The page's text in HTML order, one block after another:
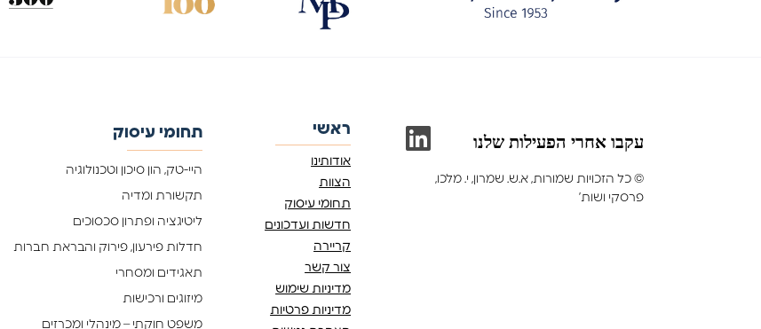
עקבו אחרי הפעילות שלנו
© כל הזכויות שמורות, א.ש. שמרון, י. מלכו,
פרסקי ושות’
ראשי
אודותינו
הצוות
תחומי עיסוק
חדשות ועדכונים
קריירה
צור קשר
מדיניות שימוש
מדיניות פרטיות
תחומי עיסוק
היי-טק, הון סיכון וטכנולוגיה
תקשורת ומדיה
ליטיגציה ופתרון סכסוכים
חדלות פירעון, פירוק והבראת חברות
תאגידים ומסחרי
מיזוגים ורכישות
משפט חוקתי – מינהלי ומכרזים